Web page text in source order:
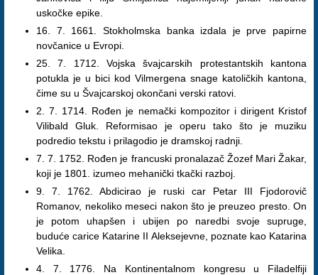
uskočke epike.
16. 7. 1661. Stokholmska banka izdala je prve papirne
novčanice u Evropi.
25. 7. 1712. Vojska švajcarskih protestantskih kantona
potukla je u bici kod Vilmergena snage katoličkih kantona,
čime su u Švajcarskoj okončani verski ratovi.
2. 7. 1714. Rođen je nemački kompozitor i dirigent Kristof
Vilibald Gluk. Reformisao je operu tako što je muziku
podredio tekstu i prilagodio je dramskoj radnji.
7. 7. 1752. Rođen je francuski pronalazač Žozef Mari Žakar,
koji je 1801. izumeo mehanički tkački razboj.
9. 7. 1762. Abdicirao je ruski car Petar III Fjodorovič
Romanov, nekoliko meseci nakon što je preuzeo presto. On
je potom uhapšen i ubijen po naredbi svoje supruge,
buduće carice Katarine II Aleksejevne, poznate kao Katarina
Velika.
4. 7. 1776. Na Kontinentalnom kongresu u Filadelfiji